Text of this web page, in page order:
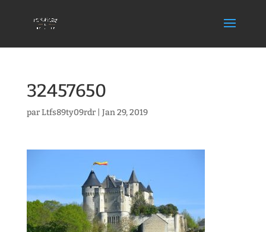
32457650
parLtfs89ty09rdr| Jan 29, 2019